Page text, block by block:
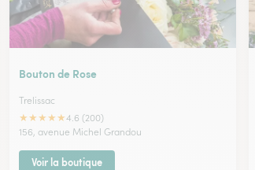
Bouton de Rose
Trelissac
★★★★★4.6 (200)
156, avenue Michel Grandou
Voir la boutique